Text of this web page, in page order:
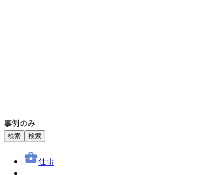
事例のみ
検索 検索
仕事